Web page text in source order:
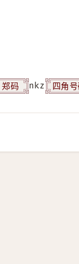
郑码 nkz 四角